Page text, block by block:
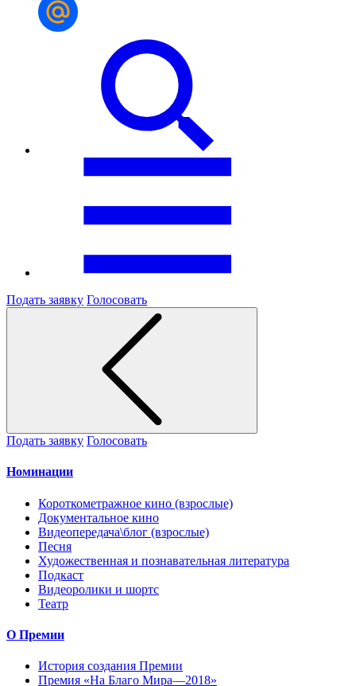
Подать заявку Голосовать
Подать заявку Голосовать
Номинации
Короткометражное кино (взрослые)
Документальное кино
Видеопередача\блог (взрослые)
Песня
Художественная и познавательная литература
Подкаст
Видеоролики и шортс
Театр
О Премии
История создания Премии
Премия «На Благо Мира—2018»